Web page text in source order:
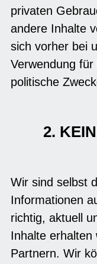
privaten
andere Inhalte
sich vorher bei
Verwendung
politische
2.
Wir sind selbst
Informationen
richtig, aktuell
Inhalte erhalten
Partnern. Wir